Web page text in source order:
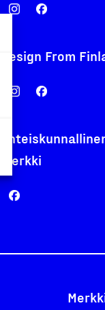
Design From
merkki